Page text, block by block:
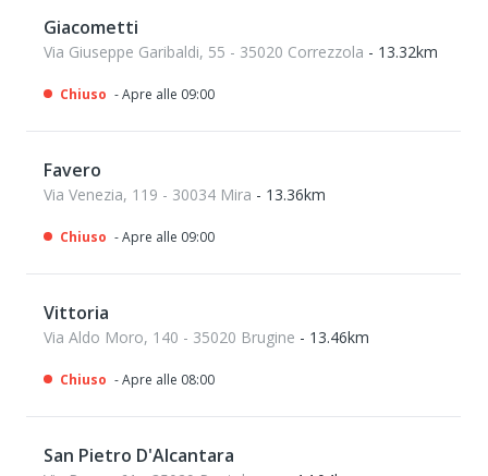
Giacometti
Via Giuseppe Garibaldi, 55 - 35020 Correzzola - 13.32km
Chiuso - Apre alle 09:00
Favero
Via Venezia, 119 - 30034 Mira - 13.36km
Chiuso - Apre alle 09:00
Vittoria
Via Aldo Moro, 140 - 35020 Brugine - 13.46km
Chiuso - Apre alle 08:00
San Pietro D'Alcantara